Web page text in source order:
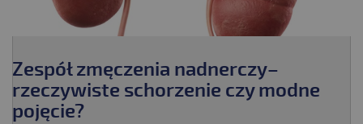
Zespół zmęczenia nadnerczy–
rzeczywiste schorzenie czy modne
pojęcie?